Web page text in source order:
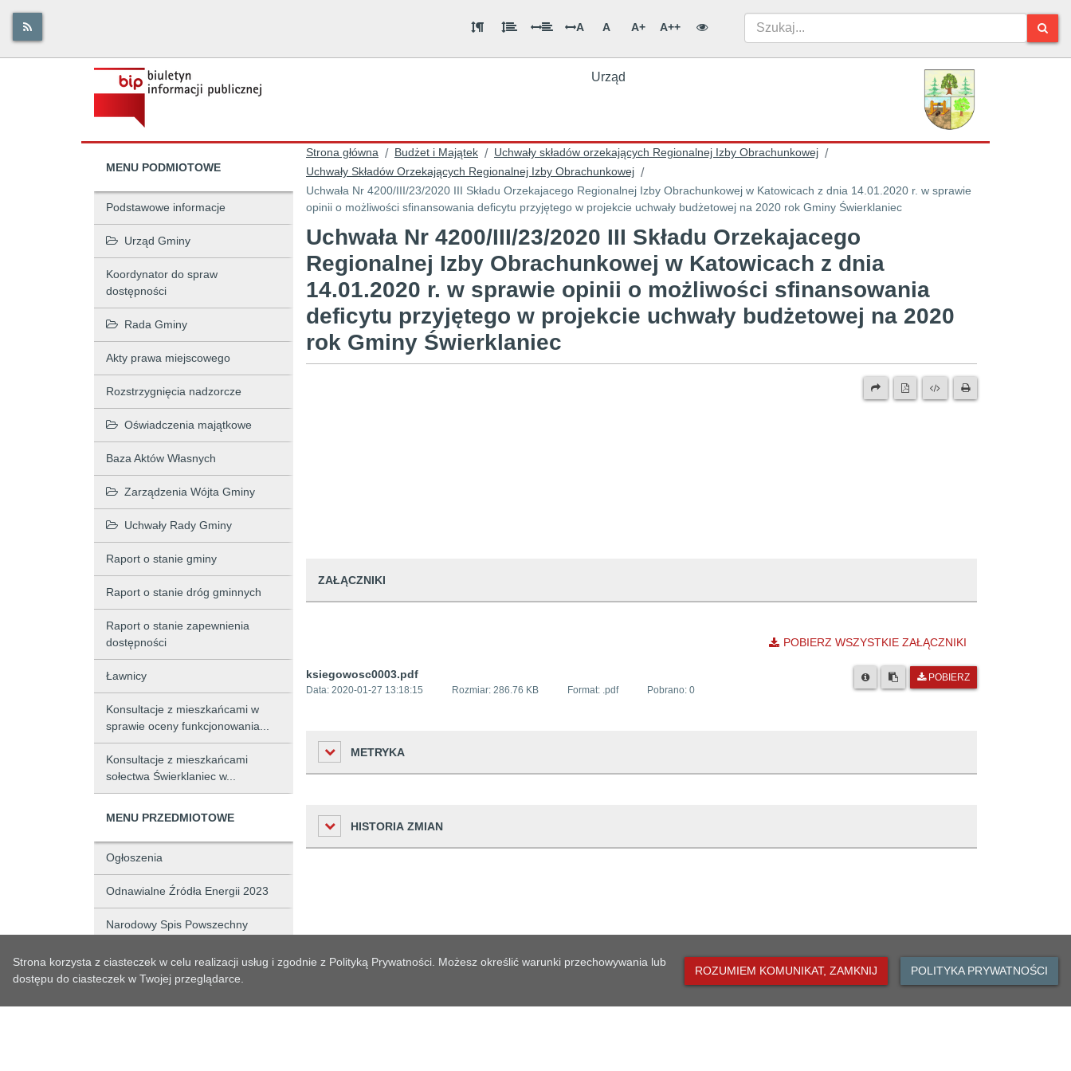
A A A+ A++
Urząd
MENU PODMIOTOWE
Podstawowe informacje
Urząd Gminy
Koordynator do spraw
dostępności
Rada Gminy
Akty prawa miejscowego
Rozstrzygnięcia nadzorcze
Oświadczenia majątkowe
Baza Aktów Własnych
Zarządzenia Wójta Gminy
Uchwały Rady Gminy
Raport o stanie gminy
Raport o stanie dróg gminnych
Raport o stanie zapewnienia
dostępności
Ławnicy
Konsultacje z mieszkańcami w
sprawie oceny funkcjonowania...
Konsultacje z mieszkańcami
sołectwa Świerklaniec w...
MENU PRZEDMIOTOWE
Ogłoszenia
Odnawialne Źródła Energii 2023
Narodowy Spis Powszechny
Obsługa interesanta
Budżet i Majątek
Strona główna / Budżet i Majątek / Uchwały składów orzekających Regionalnej Izby Obrachunkowej /
Uchwały Składów Orzekających Regionalnej Izby Obrachunkowej /
Uchwała Nr 4200/III/23/2020 III Składu Orzekajacego Regionalnej Izby Obrachunkowej w Katowicach z dnia 14.01.2020 r. w sprawie
opinii o możliwości sfinansowania deficytu przyjętego w projekcie uchwały budżetowej na 2020 rok Gminy Świerklaniec
Uchwała Nr 4200/III/23/2020 III Składu Orzekajacego
Regionalnej Izby Obrachunkowej w Katowicach z dnia
14.01.2020 r. w sprawie opinii o możliwości sfinansowania
deficytu przyjętego w projekcie uchwały budżetowej na 2020
rok Gminy Świerklaniec
ZAŁĄCZNIKI
POBIERZ WSZYSTKIE ZAŁĄCZNIKI
ksiegowosc0003.pdf
Data: 2020-01-27 13:18:15 Rozmiar: 286.76 KB Format: .pdf Pobrano: 0
POBIERZ
METRYKA
Liczba odwiedzin
Podmiot udostępniający informację Urząd
Czas wygenerowania 2020-01-27 13:18:15
Czas publikacji 2020-01-27 13:18:15
HISTORIA ZMIAN
Strona korzysta z ciasteczek w celu realizacji usług i zgodnie z Polityką Prywatności. Możesz określić warunki przechowywania lub
dostępu do ciasteczek w Twojej przeglądarce.
ROZUMIEM KOMUNIKAT, ZAMKNIJ POLITYKA PRYWATNOŚCI